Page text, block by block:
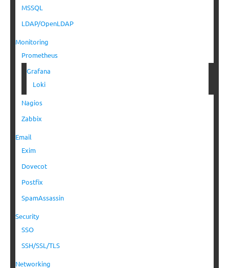
MSSQL
LDAP/OpenLDAP
Monitoring
Prometheus
Grafana
Loki
Nagios
Zabbix
Email
Exim
Dovecot
Postfix
SpamAssassin
Security
SSO
SSH/SSL/TLS
Networking